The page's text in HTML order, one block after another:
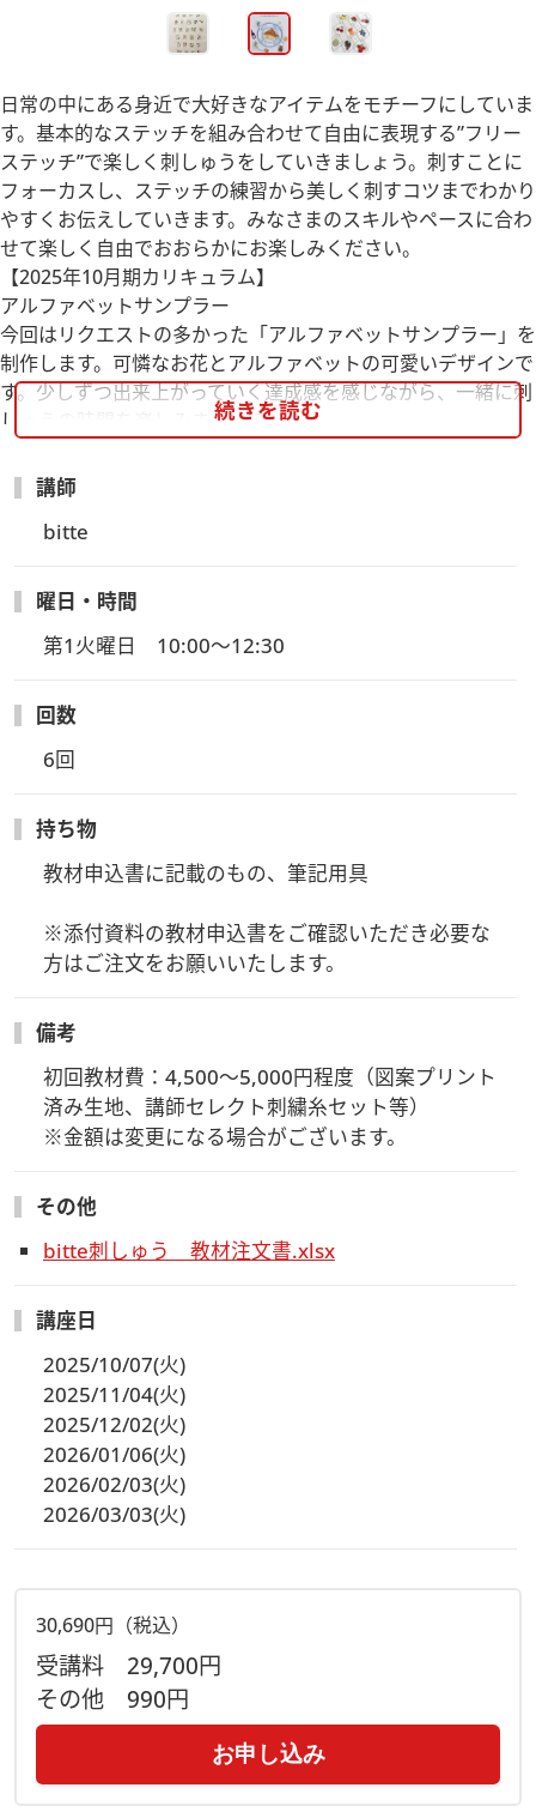
日常の中にある身近で大好きなアイテムをモチーフにしていま
す。基本的なステッチを組み合わせて自由に表現する”フリー
ステッチ”で楽しく刺しゅうをしていきましょう。刺すことに
フォーカスし、ステッチの練習から美しく刺すコツまでわかり
やすくお伝えしていきます。みなさまのスキルやペースに合わ
せて楽しく自由でおおらかにお楽しみください。
【2025年10月期カリキュラム】
アルファベットサンプラー
今回はリクエストの多かった「アルファベットサンプラー」を
制作します。可憐なお花とアルファベットの可愛いデザインで
す。少しずつ出来上がっていく達成感を感じながら、一緒に刺
しゅうの時間を楽しみましょう。
アルファベットサンプラー
今回はリクエストの多かった「アルファベットサンプラー」を
制作します。可憐なお花とアルファベットの可愛いデザインで
しゅうの時間を楽しみましょう。
続きを読む
講師
bitte
曜日・時間
第1火曜日　10:00～12:30
回数
6回
持ち物
教材申込書に記載のもの、筆記用具
※添付資料の教材申込書をご確認いただき必要な
方はご注文をお願いいたします。
備考
初回教材費：4,500～5,000円程度（図案プリント
済み生地、講師セレクト刺繍糸セット等）
※金額は変更になる場合がございます。
その他
bitte刺しゅう 教材注文書.xlsx
講座日
2025/10/07(火)
2025/11/04(火)
2025/12/02(火)
2026/01/06(火)
2026/02/03(火)
2026/03/03(火)
30,690円（税込）
受講料 29,700円
その他 990円
お申し込み